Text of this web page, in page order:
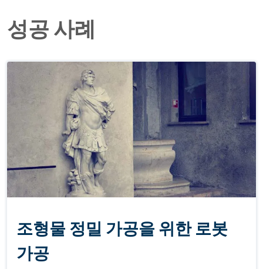
성공 사례
조형물 정밀 가공을 위한 로봇
가공